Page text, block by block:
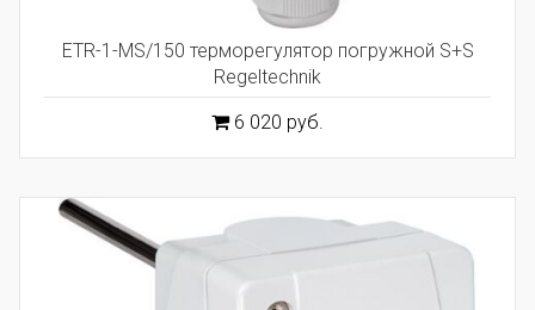
ETR-1-MS/150 терморегулятор погружной S+S
Regeltechnik
6 020 руб.